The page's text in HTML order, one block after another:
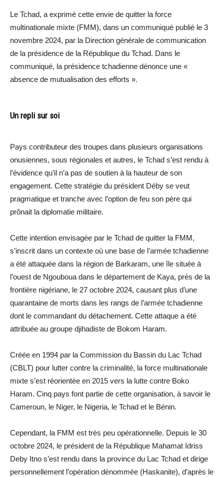
Le Tchad, a exprimé cette envie de quitter la force
multinationale mixte (FMM), dans un communiqué publié le 3
novembre 2024, par la Direction générale de communication
de la présidence de la République du Tchad. Dans le
communiqué, la présidence tchadienne dénonce une «
absence de mutualisation des efforts ».
Un repli sur soi
Pays contributeur des troupes dans plusieurs organisations
onusiennes, sous régionales et autres, le Tchad s’est rendu à
l’évidence qu’il n’a pas de soutien à la hauteur de son
engagement. Cette stratégie du président Déby se veut
pragmatique et tranche avec l’option de feu son père qui
prônait la diplomatie militaire.
Cette intention envisagée par le Tchad de quitter la FMM,
s’inscrit dans un contexte où une base de l’armée tchadienne
a été attaquée dans la région de Barkaram, une île située à
l’ouest de Ngouboua dans le département de Kaya, près de la
frontière nigériane, le 27 octobre 2024, causant plus d’une
quarantaine de morts dans les rangs de l’armée tchadienne
dont le commandant du détachement. Cette attaque a été
attribuée au groupe djihadiste de Bokom Haram.
Créée en 1994 par la Commission du Bassin du Lac Tchad
(CBLT) pour lutter contre la criminalité, la force multinationale
mixte s’est réorientée en 2015 vers la lutte contre Boko
Haram. Cinq pays font partie de cette organisation, à savoir le
Cameroun, le Niger, le Nigeria, le Tchad et le Bénin.
Cependant, la FMM est très peu opérationnelle. Depuis le 30
octobre 2024, le président de la République Mahamat Idriss
Deby Itno s’est rendu dans la province du Lac Tchad et dirige
personnellement l’opération dénommée (Haskanite), d’après le